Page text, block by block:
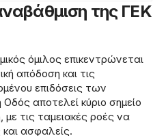
της ΓΕΚ
όμιλος επικεντρώνεται
απόδοση και τις
επιδόσεις των
αποτελεί κύριο σημείο
τις ταμειακές ροές να
και ασφαλείς.